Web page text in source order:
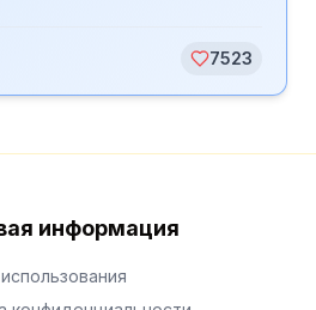
7523
информация